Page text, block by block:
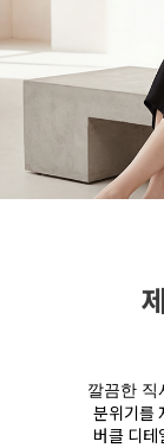
깔끔한 직
분위기를
버클 디테